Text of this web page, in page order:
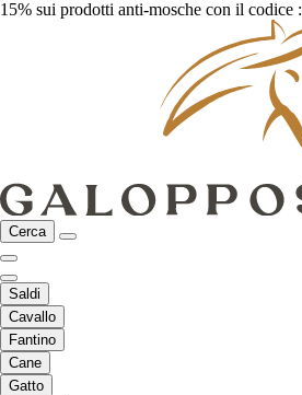
15% sui prodotti anti-mosche con il codice :
Cerca
Saldi
Cavallo
Fantino
Cane
Gatto